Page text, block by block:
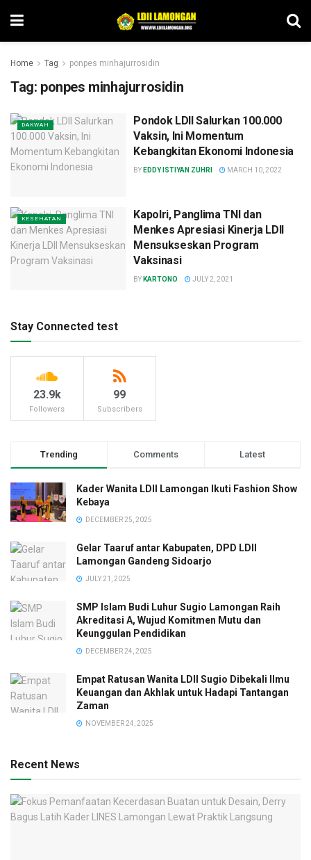
Home Tag ponpes minhajurrosidin
Tag: ponpes minhajurrosidin
DAKWAH
Pondok LDII Salurkan 100.000
Vaksin, Ini Momentum
Kebangkitan Ekonomi Indonesia
BY EDDY ISTIYAN ZUHRI MARCH 10, 2022
KESEHATAN
Kapolri, Panglima TNI dan
Menkes Apresiasi Kinerja LDII
Mensukseskan Program
Vaksinasi
BY KARTONO JULY 2, 2021
Stay Connected test
23.9k
Followers
99
Subscribers
Trending Comments Latest
Kader Wanita LDII Lamongan Ikuti Fashion Show
Kebaya
DECEMBER 25, 2025
Gelar Taaruf antar Kabupaten, DPD LDII
Lamongan Gandeng Sidoarjo
JULY 21, 2025
SMP Islam Budi Luhur Sugio Lamongan Raih
Akreditasi A, Wujud Komitmen Mutu dan
Keunggulan Pendidikan
DECEMBER 24, 2025
Empat Ratusan Wanita LDII Sugio Dibekali Ilmu
Keuangan dan Akhlak untuk Hadapi Tantangan
Zaman
NOVEMBER 24, 2025
Recent News